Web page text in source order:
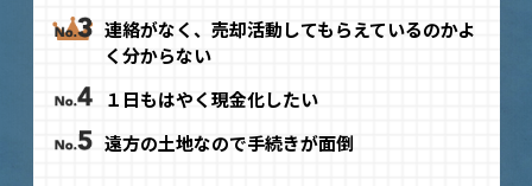
連絡がなく、売却活動してもらえているのかよ
く分からない
１日もはやく現金化したい
遠方の土地なので手続きが面倒